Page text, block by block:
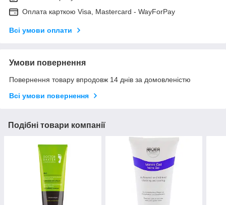
Оплата карткою Visa, Mastercard - WayForPay
Всі умови оплати
Умови повернення
Повернення товару впродовж 14 днів за домовленістю
Всі умови повернення
Подібні товари компанії